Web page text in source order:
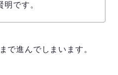
です。
で進んでしまいます。